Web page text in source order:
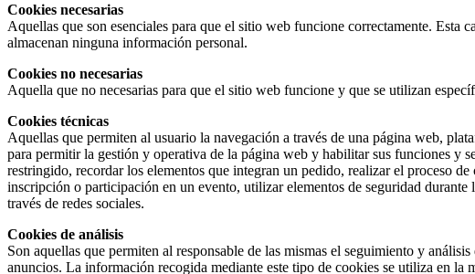
Cookies necesarias
Aquellas que son esenciales para que el sitio web funcione correctamente.
almacenan ninguna información personal.
Cookies no necesarias
Aquella que no necesarias para que el sitio web funcione y que se utilizan
Cookies técnicas
Aquellas que permiten al usuario la navegación a través de una página web,
para permitir la gestión y operativa de la página web y habilitar sus funciones y
restringido, recordar los elementos que integran un pedido, realizar el proceso
inscripción o participación en un evento, utilizar elementos de seguridad
través de redes sociales.
Cookies de análisis
Son aquellas que permiten al responsable de las mismas el seguimiento y
anuncios. La información recogida mediante este tipo de cookies se utiliza en